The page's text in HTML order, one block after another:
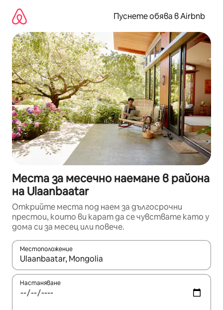
съдържанието
Пуснете обява в Airbnb
Места за месечно наемане в района
на Ulaanbaatar
Открийте места под наем за дългосрочни
престои, които ви карат да се чувствате като у
дома си за месец или повече.
Местоположение
Когато резултатите се покажат, използвайте
Настаняване